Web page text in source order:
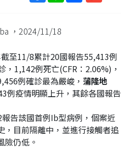
址
，2024/11/18
至11/8累計20國報告55,413例
1,142例死亡(CFR：2.06%)，
例確診最為嚴峻， 蒲隆地
例疫情明顯上升，其餘各國報告
告該國首例Ib型病例，個案近
，目前隔離中，並進行接觸者追
險仍低。